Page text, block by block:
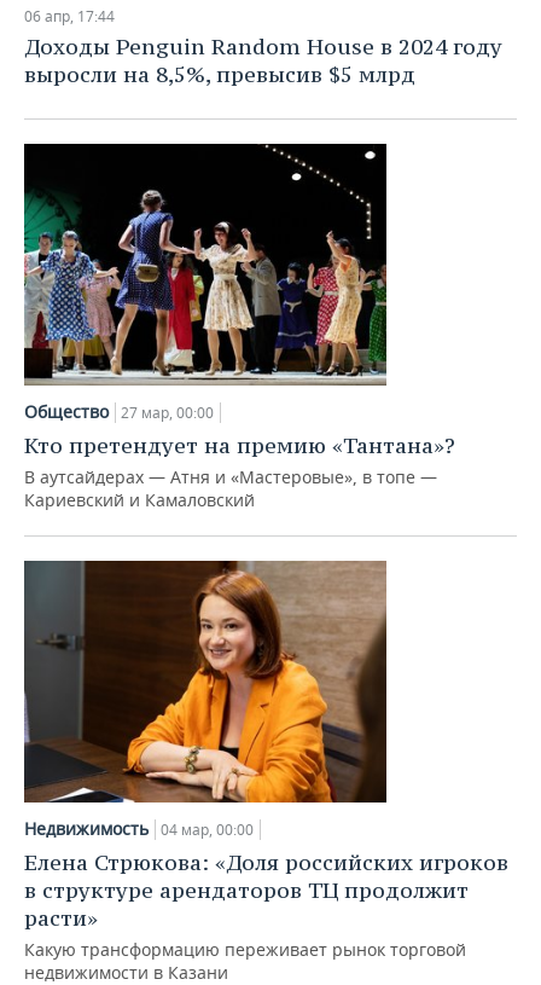
06 апр, 17:44
Доходы Penguin Random House в 2024 году
выросли на 8,5%, превысив $5 млрд
Общество 27 мар, 00:00
Кто претендует на премию «Тантана»?
В аутсайдерах — Атня и «Мастеровые», в топе —
Кариевский и Камаловский
Недвижимость 04 мар, 00:00
Елена Стрюкова: «Доля российских игроков
в структуре арендаторов ТЦ продолжит
расти»
Какую трансформацию переживает рынок торговой
недвижимости в Казани